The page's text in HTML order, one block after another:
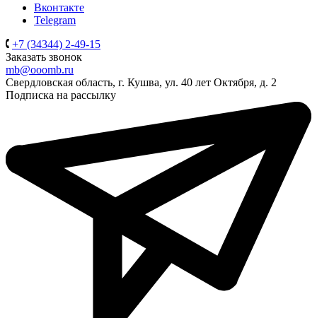
Вконтакте
Telegram
+7 (34344) 2-49-15
Заказать звонок
mb@ooomb.ru
Свердловская область, г. Кушва, ул. 40 лет Октября, д. 2
Подписка на рассылку